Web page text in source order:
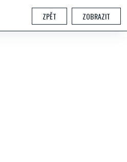
ZPĚT ZOBRAZIT